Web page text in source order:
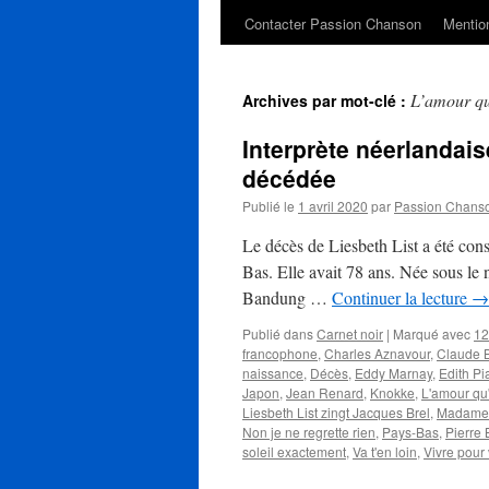
Contacter Passion Chanson
Archives par mot-clé : L’amour
Interprète
décédée
Publié le 1 avril 2020 par Passion
Le décès de Liesbeth List a été
Bas. Elle avait 78 ans. Née sous le
Bandung … Continuer la lecture →
Publié dansCarnet noir | Marqué avec
francophone, Charles Aznavour, Claude
naissance, Décès, Eddy Marnay, Edith
Japon, Jean Renard, Knokke, L'amour
Liesbeth List zingt Jacques Brel,
Non je ne regrette rien, Pays-Bas, Pierre
soleil exactement, Va t'en loin, Vivre pour